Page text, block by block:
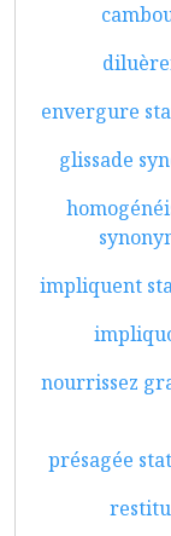
envergure
glissade
impliquent
nourrissez
présagée